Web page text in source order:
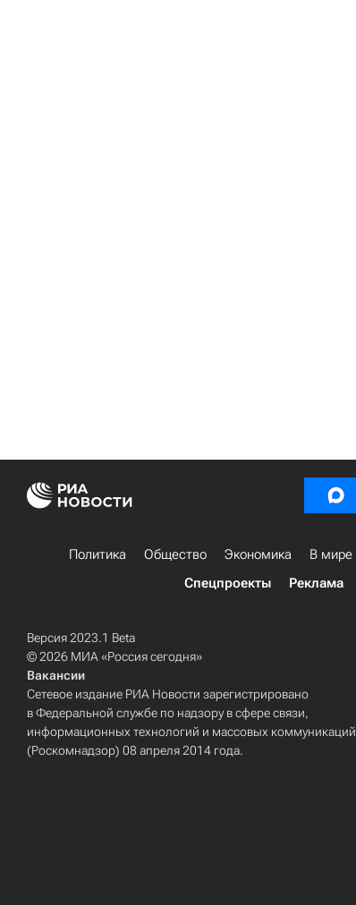
Политика Общество Экономика В мире
Спецпроекты
Реклама
Версия 2023.1 Beta
© 2026 МИА «Россия сегодня»
Вакансии
Сетевое издание РИА Новости зарегистрировано
в Федеральной службе по надзору в сфере связи,
информационных технологий и массовых коммуникаций
(Роскомнадзор) 08 апреля 2014 года.